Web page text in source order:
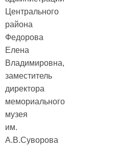
Центрального
района
Федорова
Елена
Владимировна,
заместитель
директора
мемориального
музея
им.
А.В.Суворова